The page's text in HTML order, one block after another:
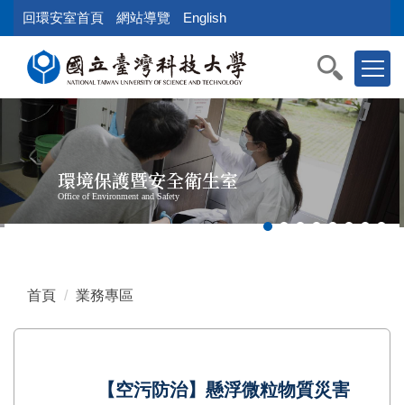
到
內
容
區
塊
回環安室首頁 網站導覽 English
環境保護暨安全衛生室
Office of Environment and Safety
首頁 業務專區
【空污防治】懸浮微粒物質災害